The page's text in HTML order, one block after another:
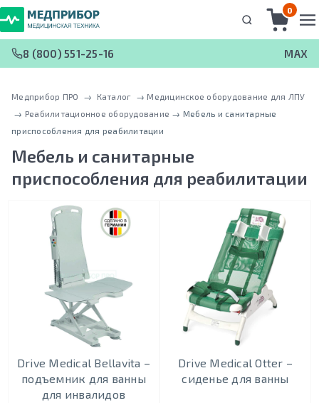
0
8 (800) 551-25-16 MAX
Медприбор ПРО → Каталог → Медицинское оборудование для ЛПУ
→ Реабилитационное оборудование → Мебель и санитарные
приспособления для реабилитации
Мебель и санитарные
приспособления для реабилитации
Drive Medical Bellavita –
подъемник для ванны
для инвалидов
Drive Medical Otter –
сиденье для ванны